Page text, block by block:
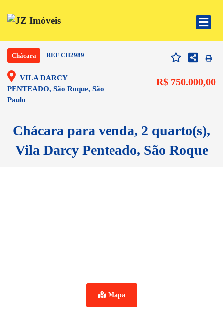
Chácara REF CH2989
VILA DARCY
PENTEADO, São Roque, São
Paulo
R$ 750.000,00
Chácara para venda, 2 quarto(s),
Vila Darcy Penteado, São Roque
Mapa